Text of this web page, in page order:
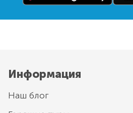
Информация
Наш блог